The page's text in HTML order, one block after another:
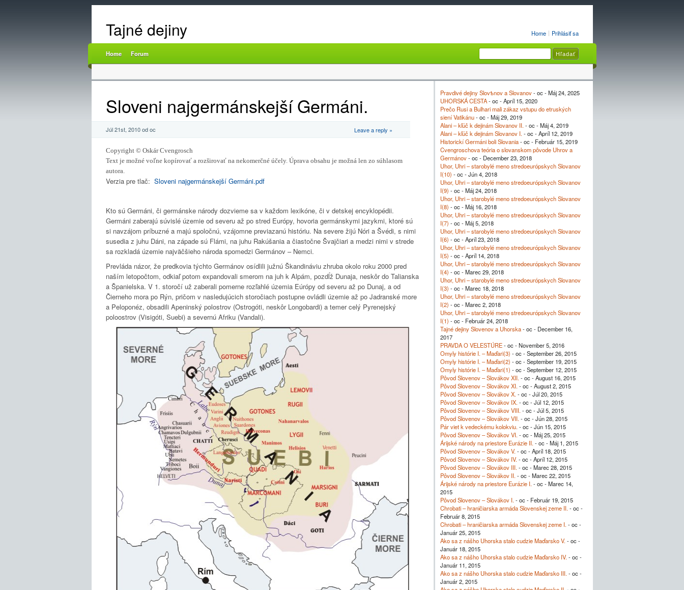
Home Prihlásiť sa
Tajné dejiny
Home Forum
Sloveni najgermánskejší Germáni.
Júl 21st, 2010 od oc Leave a reply »
Copyright © Oskár Cvengrosch
Text je možné voľne kopírovať a rozširovať na nekomerčné účely. Úprava obsahu je možná len zo súhlasom
autora.
Verzia pre tlač: Sloveni najgermánskejší Germáni.pdf
Kto sú Germáni, či germánske národy dozvieme sa v každom lexikóne, či v detskej encyklopédii.
Germáni zaberajú súvislé územie od severu až po stred Európy, hovoria germánskymi jazykmi, ktoré sú
si navzájom príbuzné a majú spoločnú, vzájomne previazanú históriu. Na severe žijú Nóri a Švédi, s nimi
susedia z juhu Dáni, na západe sú Flámi, na juhu Rakúšania a čiastočne Švajčiari a medzi nimi v strede
sa rozkladá územie najväčšieho národa spomedzi Germánov – Nemci.
Prevláda názor, že predkovia týchto Germánov osídlili južnú Škandináviu zhruba okolo roku 2000 pred
naším letopočtom, odkiaľ potom expandovali smerom na juh k Alpám, pozdĺž Dunaja, neskôr do Talianska
a Španielska. V 1. storočí už zaberali pomerne rozľahlé územia Eúrópy od severu až po Dunaj, a od
Čierneho mora po Rýn, pričom v nasledujúcich storočiach postupne ovládli územie až po Jadranské more
a Peloponéz, obsadili Apeninský polostrov (Ostrogóti, neskôr Longobardi) a temer celý Pyrenejský
poloostrov (Visigóti, Suebi) a severnú Afriku (Vandali).
Pravdivé dejiny Slovѣnov a Slovanov- oc - Máj 24, 2025
UHORSKÁ CESTA- oc - Apríl 15, 2020
Prečo Rusi a Bulhari mali zákaz vstupu do etruských
siení Vatikánu- oc - Máj 29, 2019
Alani – kľúč k dejinám Slovanov II. - oc - Máj 4, 2019
Alani – kľúč k dejinám Slovanov I. - oc - Apríl 12, 2019
Historickí Germáni boli Slovania- oc - Február 15, 2019
Cvengroschova teória o slovanskom pôvode Uhrov a
Germánov- oc - December 23, 2018
Uhor, Uhri – starobylé meno stredoeurópskych Slovanov
I(10) - oc - Jún 4, 2018
Uhor, Uhri – starobylé meno stredoeurópskych Slovanov
I(9) - oc - Máj 24, 2018
Uhor, Uhri – starobylé meno stredoeurópskych Slovanov
I(8) - oc - Máj 16, 2018
Uhor, Uhri – starobylé meno stredoeurópskych Slovanov
I(7) - oc - Máj 5, 2018
Uhor, Uhri – starobylé meno stredoeurópskych Slovanov
I(6) - oc - Apríl 23, 2018
Uhor, Uhri – starobylé meno stredoeurópskych Slovanov
I(5) - oc - Apríl 14, 2018
Uhor, Uhri – starobylé meno stredoeurópskych Slovanov
I(4) - oc - Marec 29, 2018
Uhor, Uhri – starobylé meno stredoeurópskych Slovanov
I(3) - oc - Marec 18, 2018
Uhor, Uhri – starobylé meno stredoeurópskych Slovanov
I(2) - oc - Marec 2, 2018
Uhor, Uhri – starobylé meno stredoeurópskych Slovanov
I(1) - oc - Február 24, 2018
Tajné dejiny Slovenov a Uhorska- oc - December 16,
2017
PRAVDA O VELESTÚRE- oc - November 5, 2016
Omyly histórie I. – Maďari(3) - oc - September 26, 2015
Omyly histórie I. – Maďari(2) - oc - September 19, 2015
Omyly histórie I. – Maďari(1) - oc - September 12, 2015
Pôvod Slovenov – Slovákov XII. - oc - August 16, 2015
Pôvod Slovenov – Slovákov XI. - oc - August 2, 2015
Pôvod Slovenov – Slovákov X. - oc - Júl 20, 2015
Pôvod Slovenov – Slovákov IX. - oc - Júl 12, 2015
Pôvod Slovenov – Slovákov VIII. - oc - Júl 5, 2015
Pôvod Slovenov – Slovákov VII. - oc - Jún 28, 2015
Pár viet k vedeckému kolokviu. - oc - Jún 15, 2015
Pôvod Slovenov – Slovákov VI. - oc - Máj 25, 2015
Árijské národy na priestore Eurázie II. - oc - Máj 1, 2015
Pôvod Slovenov – Slovákov V. - oc - Apríl 18, 2015
Pôvod Slovenov – Slovákov IV. - oc - Apríl 12, 2015
Pôvod Slovenov – Slovákov III. - oc - Marec 28, 2015
Pôvod Slovenov – Slovákov II. - oc - Marec 22, 2015
Árijské národy na priestore Eurázie I. - oc - Marec 14,
2015
Pôvod Slovenov – Slovákov I. - oc - Február 19, 2015
Chrobati – hraničiarska armáda Slovenskej zeme II. - oc -
Február 8, 2015
Chrobati – hraničiarska armáda Slovenskej zeme I. - oc -
Január 25, 2015
Ako sa z nášho Uhorska stalo cudzie Maďarsko V. - oc -
Január 18, 2015
Ako sa z nášho Uhorska stalo cudzie Maďarsko IV. - oc -
Január 11, 2015
Ako sa z nášho Uhorska stalo cudzie Maďarsko III. - oc -
Január 2, 2015